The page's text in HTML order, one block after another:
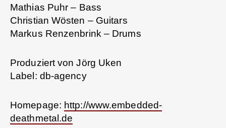
Mathias Puhr – Bass
Christian Wösten – Guitars
Markus Renzenbrink – Drums
Produziert von Jörg Uken
Label: db-agency
Homepage: http://www.embedded-
deathmetal.de